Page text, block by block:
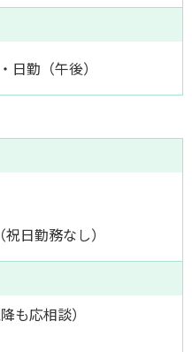
日勤（午後）
日勤務なし）
も応相談）